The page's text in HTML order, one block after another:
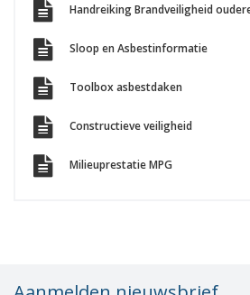
Handreiking Brandveiligheid
Sloop en Asbestinformatie
Toolbox asbestdaken
Constructieve veiligheid
Milieuprestatie MPG